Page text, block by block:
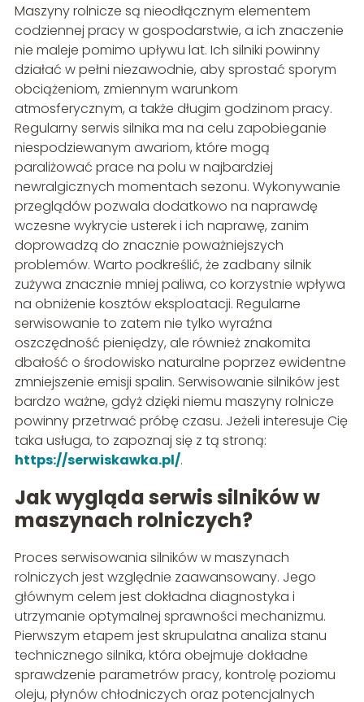
Maszyny rolnicze są nieodłącznym elementem
codziennej pracy w gospodarstwie, a ich znaczenie
nie maleje pomimo upływu lat. Ich silniki powinny
działać w pełni niezawodnie, aby sprostać sporym
obciążeniom, zmiennym warunkom
atmosferycznym, a także długim godzinom pracy.
Regularny serwis silnika ma na celu zapobieganie
niespodziewanym awariom, które mogą
paraliżować prace na polu w najbardziej
newralgicznych momentach sezonu. Wykonywanie
przeglądów pozwala dodatkowo na naprawdę
wczesne wykrycie usterek i ich naprawę, zanim
doprowadzą do znacznie poważniejszych
problemów. Warto podkreślić, że zadbany silnik
zużywa znacznie mniej paliwa, co korzystnie wpływa
na obniżenie kosztów eksploatacji. Regularne
serwisowanie to zatem nie tylko wyraźna
oszczędność pieniędzy, ale również znakomita
dbałość o środowisko naturalne poprzez ewidentne
zmniejszenie emisji spalin. Serwisowanie silników jest
bardzo ważne, gdyż dzięki niemu maszyny rolnicze
powinny przetrwać próbę czasu. Jeżeli interesuje Cię
taka usługa, to zapoznaj się z tą stroną:
https://serwiskawka.pl/.
Jak wygląda serwis silników w
maszynach rolniczych?
Proces serwisowania silników w maszynach
rolniczych jest względnie zaawansowany. Jego
głównym celem jest dokładna diagnostyka i
utrzymanie optymalnej sprawności mechanizmu.
Pierwszym etapem jest skrupulatna analiza stanu
technicznego silnika, która obejmuje dokładne
sprawdzenie parametrów pracy, kontrolę poziomu
oleju, płynów chłodniczych oraz potencjalnych